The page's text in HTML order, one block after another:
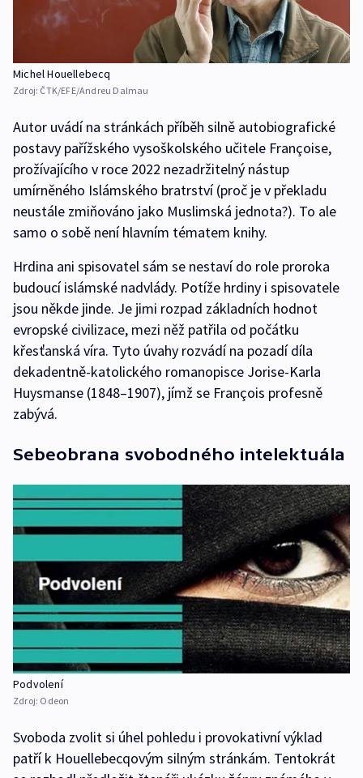
Michel Houellebecq
Zdroj: ČTK/EFE/Andreu Dalmau
Autor uvádí na stránkách příběh silně autobiografické
postavy pařížského vysoškolského učitele Françoise,
prožívajícího v roce 2022 nezadržitelný nástup
umírněného Islámského bratrství (proč je v překladu
neustále zmiňováno jako Muslimská jednota?). To ale
samo o sobě není hlavním tématem knihy.
Hrdina ani spisovatel sám se nestaví do role proroka
budoucí islámské nadvlády. Potíže hrdiny i spisovatele
jsou někde jinde. Je jimi rozpad základních hodnot
evropské civilizace, mezi něž patřila od počátku
křesťanská víra. Tyto úvahy rozvádí na pozadí díla
dekadentně-katolického romanopisce Jorise-Karla
Huysmanse (1848–1907), jímž se François profesně
zabývá.
Sebeobrana svobodného intelektuála
Podvolení
Zdroj: Odeon
Svoboda zvolit si úhel pohledu i provokativní výklad
patří k Houellebecqovým silným stránkám. Tentokrát